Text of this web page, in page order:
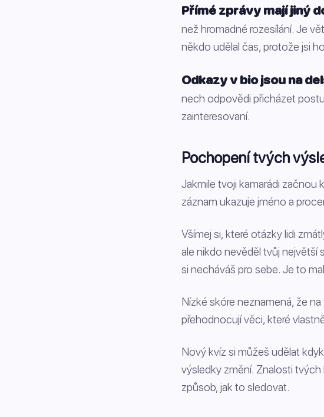
Přímé zprávy mají jiný
než hromadné rozesílání. Je
někdo udělal čas, protože jsi
Odkazy v bio jsou na
nech odpovědi přicházet
zainteresovaní.
Pochopení tvých
Jakmile tvoji kamarádi začnou
záznam ukazuje jméno a
Všímej si, které otázky lidi
ale nikdo nevěděl tvůj největší
si necháváš pro sebe. Je to
Nízké skóre neznamená, že
přehodnocují věci, které
Nový kvíz si můžeš udělat
výsledky změní. Znalosti
způsob, jak to sledovat.